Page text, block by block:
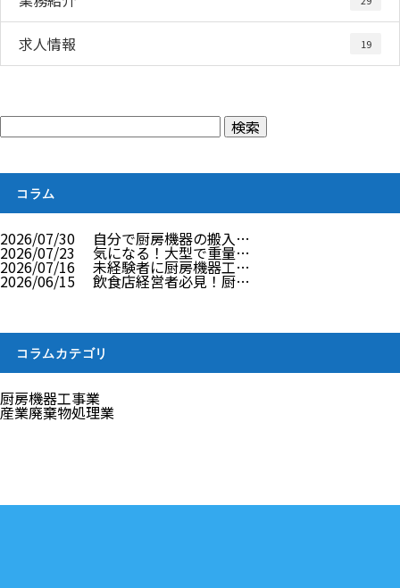
求人情報 19
コラム
2026/07/30 自分で厨房機器の搬入…
2026/07/23 気になる！大型で重量…
2026/07/16 未経験者に厨房機器工…
2026/06/15 飲食店経営者必見！厨…
コラムカテゴリ
厨房機器工事業
産業廃棄物処理業